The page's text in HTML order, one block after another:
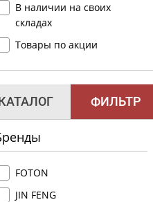
В наличии на своих
складах
Товары по акции
ФИЛЬТР
FOTON
JIN FENG